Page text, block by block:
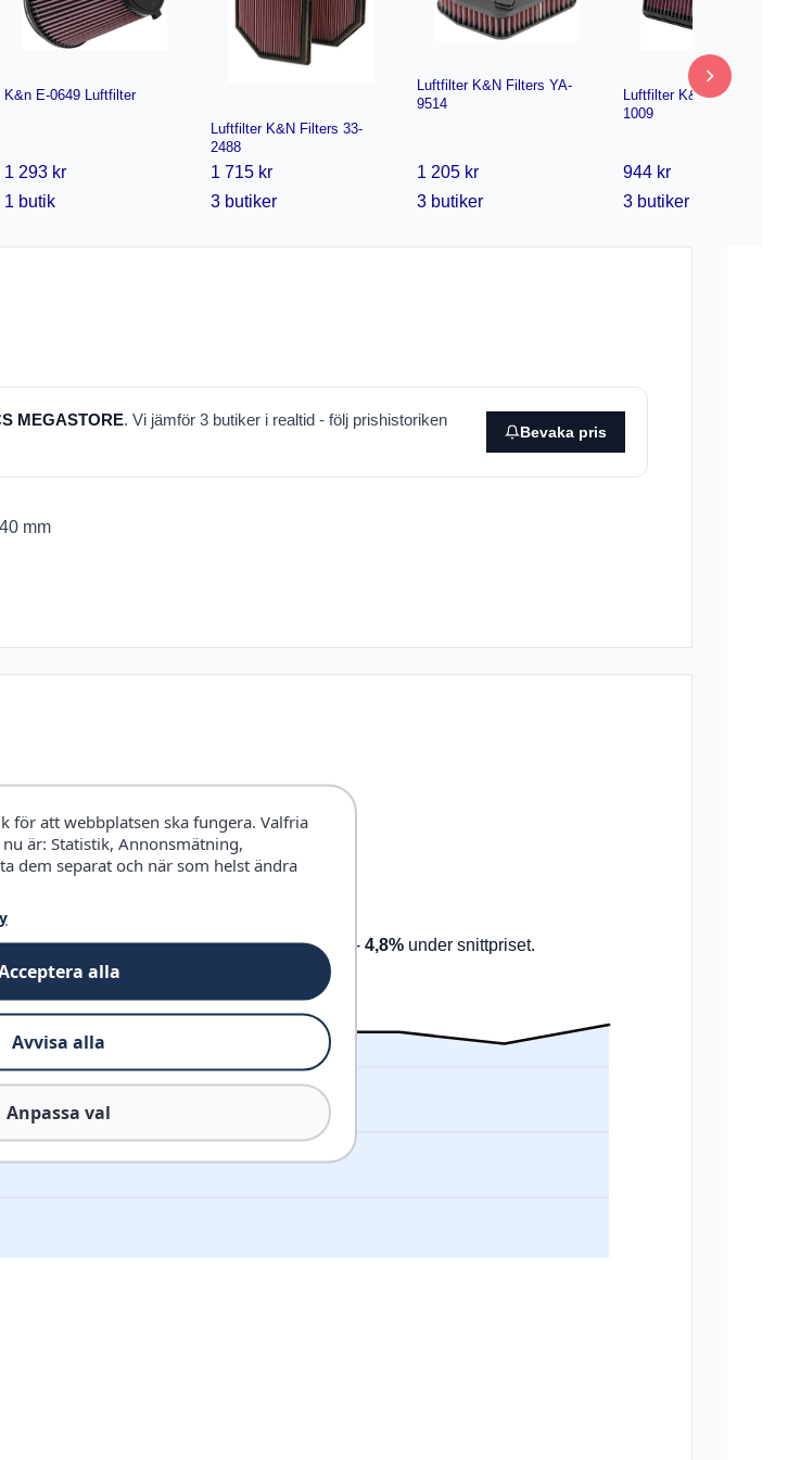
för att webbplatsen ska fungera. Valfria
är: Statistik, Annonsmätning,
dem separat och när som helst ändra
alla
Avvisa alla
Anpassa val
K&n E-0649 Luftfilter
1 293 kr
1 butik
Luftfilter K&N Filters 33-
2488
1 715 kr
3 butiker
Luftfilter K&N Filters YA-
9514
1 205 kr
3 butiker
Luftfilter K&N Filters YA-
1009
944 kr
3 butiker
MEGASTORE. Vi jämför 3 butiker i realtid - följ prishistoriken
Bevaka pris
mm
Just nu är det billigast hosCS MEGASTORE - 4,8% under snittpriset.